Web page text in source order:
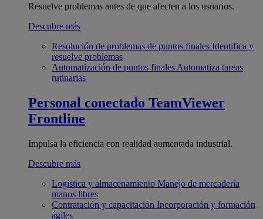
Resuelve problemas antes de que afecten a los usuarios.
Descubre más
Resolución de problemas de puntos finales Identifica y
resuelve problemas
Automatización de puntos finales Automatiza tareas
rutinarias
Personal conectado TeamViewer
Frontline
Impulsa la eficiencia con realidad aumentada industrial.
Descubre más
Logística y almacenamiento Manejo de mercadería
manos libres
Contratación y capacitación Incorporación y formación
ágiles